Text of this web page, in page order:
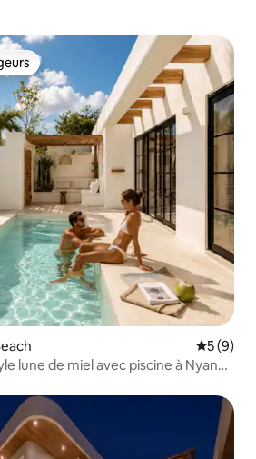
5 (9)
lune de miel avec piscine à Nyang-